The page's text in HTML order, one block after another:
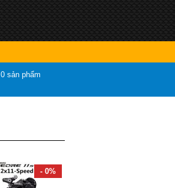
0 sản phẩm
- 0%